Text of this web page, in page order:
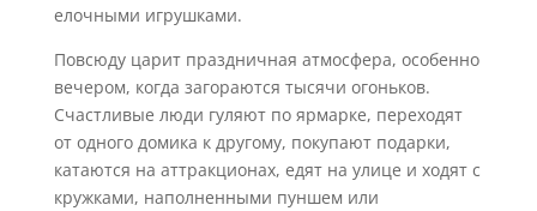
елочными игрушками.
Повсюду царит праздничная атмосфера, особенно
вечером, когда загораются тысячи огоньков.
Счастливые люди гуляют по ярмарке, переходят
от одного домика к другому, покупают подарки,
катаются на аттракционах, едят на улице и ходят с
кружками, наполненными пуншем или